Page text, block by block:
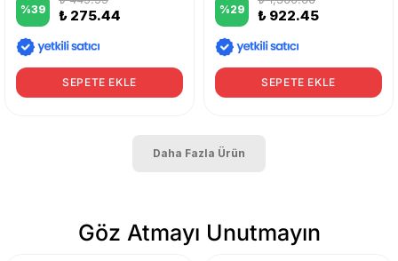
%39 ₺ 275.44
SEPETE EKLE
%29 ₺ 922.45
SEPETE EKLE
Daha Fazla Ürün
Göz Atmayı Unutmayın